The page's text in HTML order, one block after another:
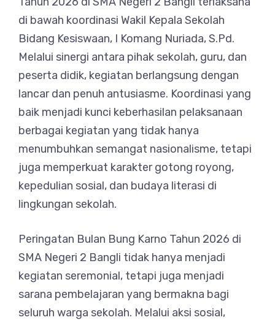
di bawah koordinasi Wakil Kepala Sekolah
Bidang Kesiswaan, I Komang Nuriada, S.Pd.
Melalui sinergi antara pihak sekolah, guru, dan
peserta didik, kegiatan berlangsung dengan
lancar dan penuh antusiasme. Koordinasi yang
baik menjadi kunci keberhasilan pelaksanaan
berbagai kegiatan yang tidak hanya
menumbuhkan semangat nasionalisme, tetapi
juga memperkuat karakter gotong royong,
kepedulian sosial, dan budaya literasi di
lingkungan sekolah.
Peringatan Bulan Bung Karno Tahun 2026 di
SMA Negeri 2 Bangli tidak hanya menjadi
kegiatan seremonial, tetapi juga menjadi
sarana pembelajaran yang bermakna bagi
seluruh warga sekolah. Melalui aksi sosial,